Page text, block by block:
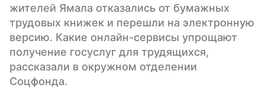
жителей Ямала отказались от бумажных
трудовых книжек и перешли на электронную
версию. Какие онлайн-сервисы упрощают
получение госуслуг для трудящихся,
рассказали в окружном отделении
Соцфонда.